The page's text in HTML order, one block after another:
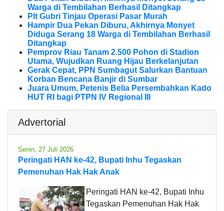
Warga di Tembilahan Berhasil Ditangkap
Plt Gubri Tinjau Operasi Pasar Murah
Hampir Dua Pekan Diburu, Akhirnya Monyet
Diduga Serang 18 Warga di Tembilahan Berhasil
Ditangkap
Pemprov Riau Tanam 2.500 Pohon di Stadion
Utama, Wujudkan Ruang Hijau Berkelanjutan
Gerak Cepat, PPN Sumbagut Salurkan Bantuan
Korban Bencana Banjir di Sumbar
Juara Umum, Petenis Belia Persembahkan Kado
HUT RI bagi PTPN IV Regional III
Advertorial
Senin, 27 Juli 2026
Peringati HAN ke-42, Bupati Inhu Tegaskan
Pemenuhan Hak Hak Anak
Peringati HAN ke-42, Bupati Inhu
Tegaskan Pemenuhan Hak Hak